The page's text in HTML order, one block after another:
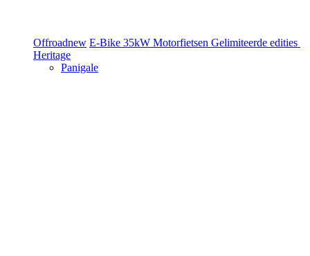
Offroadnew E-Bike 35kW Motorfietsen Gelimiteerde edities
Heritage
Panigale